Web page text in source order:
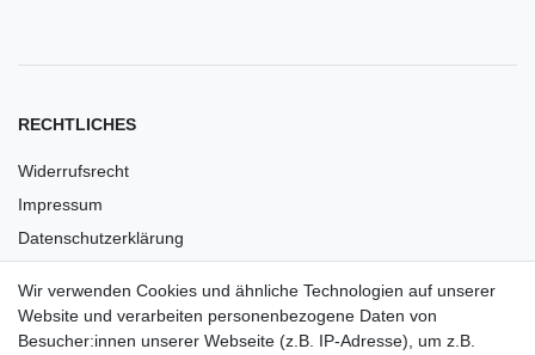
RECHTLICHES
Widerrufsrecht
Impressum
Datenschutzerklärung
Versandkosten
Barrierefreiheit
Wir verwenden Cookies und ähnliche Technologien auf unserer
Website und verarbeiten personenbezogene Daten von
Besucher:innen unserer Webseite (z.B. IP-Adresse), um z.B.